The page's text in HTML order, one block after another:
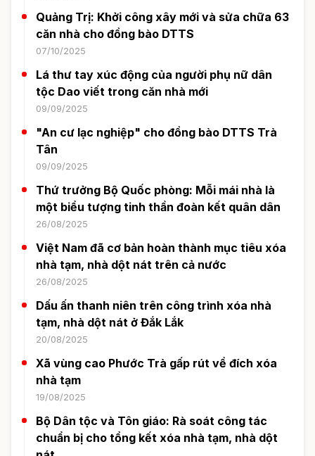
Quảng Trị: Khởi công xây mới và sửa chữa 63
căn nhà cho đồng bào DTTS
07/10/2025
Lá thư tay xúc động của người phụ nữ dân
tộc Dao viết trong căn nhà mới
09/09/2025
"An cư lạc nghiệp" cho đồng bào DTTS Trà
Tân
09/09/2025
Thứ trưởng Bộ Quốc phòng: Mỗi mái nhà là
một biểu tượng tinh thần đoàn kết quân dân
26/08/2025
Việt Nam đã cơ bản hoàn thành mục tiêu xóa
nhà tạm, nhà dột nát trên cả nước
26/08/2025
Dấu ấn thanh niên trên công trình xóa nhà
tạm, nhà dột nát ở Đắk Lắk
20/08/2025
Xã vùng cao Phước Trà gấp rút về đích xóa
nhà tạm
19/08/2025
Bộ Dân tộc và Tôn giáo: Rà soát công tác
chuẩn bị cho tổng kết xóa nhà tạm, nhà dột